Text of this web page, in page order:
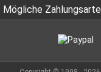
Mögliche